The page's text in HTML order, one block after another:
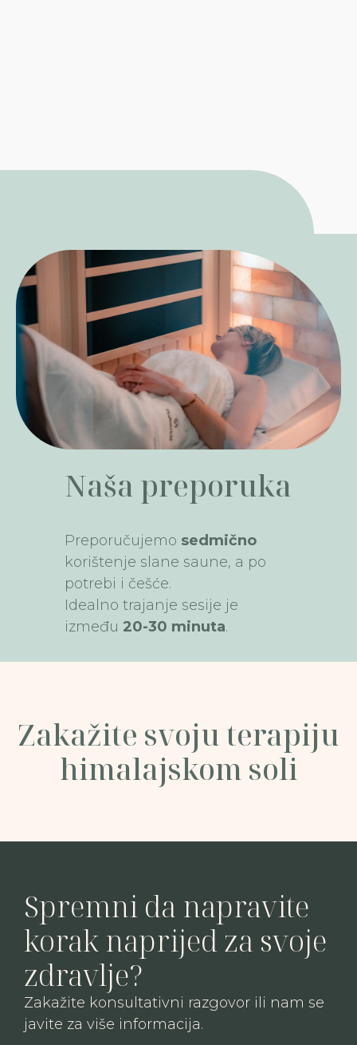
Naša preporuka
Preporučujemo sedmično
korištenje slane saune, a po
potrebi i češće.
Idealno trajanje sesije je
između20-30 minuta.
Zakažite svoju terapiju
himalajskom soli
Spremni da napravite
korak naprijed za svoje
zdravlje?
Zakažite konsultativni razgovor ili nam se
javite za više informacija.